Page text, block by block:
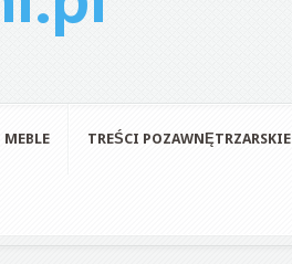
MEBLE TREŚCI POZAWNĘTRZARSKIE